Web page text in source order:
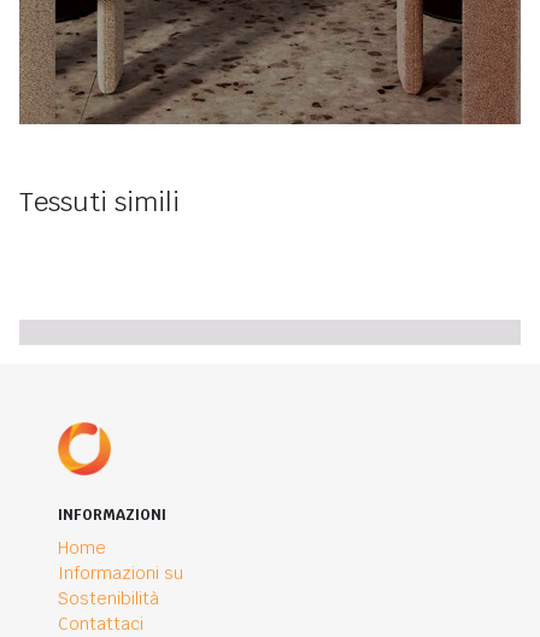
Tessuti simili
INFORMAZIONI
Home
Informazioni su
Sostenibilità
Contattaci